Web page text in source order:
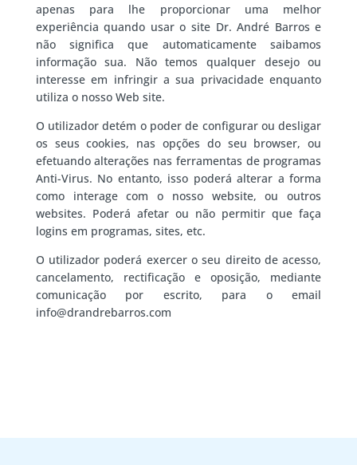
apenas para lhe proporcionar uma melhor
experiência quando usar o site Dr. André Barros e
não significa que automaticamente saibamos
informação sua. Não temos qualquer desejo ou
interesse em infringir a sua privacidade enquanto
utiliza o nosso Web site.
O utilizador detém o poder de configurar ou desligar
os seus cookies, nas opções do seu browser, ou
efetuando alterações nas ferramentas de programas
Anti-Virus. No entanto, isso poderá alterar a forma
como interage com o nosso website, ou outros
websites. Poderá afetar ou não permitir que faça
logins em programas, sites, etc.
O utilizador poderá exercer o seu direito de acesso,
cancelamento, rectificação e oposição, mediante
comunicação por escrito, para o email
info@drandrebarros.com